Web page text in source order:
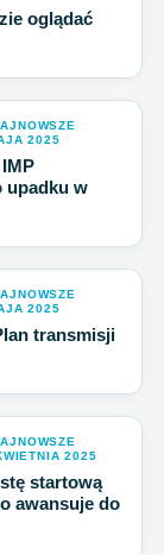
oglądać
2025
upadku w
2025
transmisji
2025
startową
awansuje do